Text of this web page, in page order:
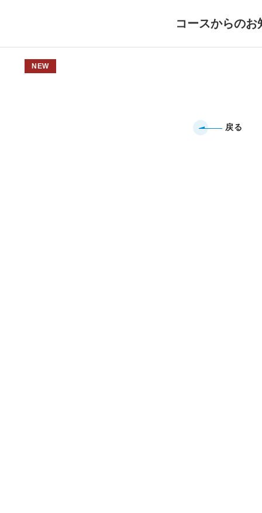
コースからのお
NEW
戻る